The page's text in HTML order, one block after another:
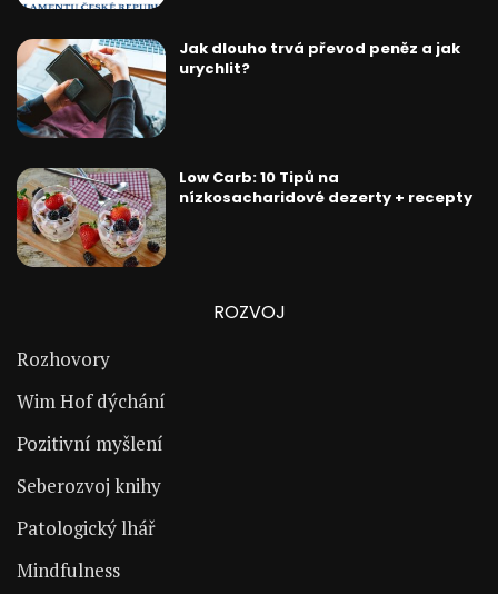
Jak dlouho trvá převod peněz a jak
urychlit?
Low Carb: 10 Tipů na
nízkosacharidové dezerty + recepty
ROZVOJ
Rozhovory
Wim Hof dýchání
Pozitivní myšlení
Seberozvoj knihy
Patologický lhář
Mindfulness